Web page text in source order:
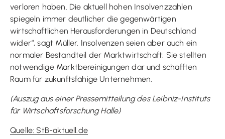
verloren haben. Die aktuell hohen Insolvenzzahlen
spiegeln immer deutlicher die gegenwärtigen
wirtschaftlichen Herausforderungen in Deutschland
wider“, sagt Müller. Insolvenzen seien aber auch ein
normaler Bestandteil der Marktwirtschaft: Sie stellten
notwendige Marktbereinigungen dar und schafften
Raum für zukunftsfähige Unternehmen.
(Auszug aus einer Pressemitteilung des Leibniz-Instituts
für Wirtschaftsforschung Halle)
Quelle: StB-aktuell.de